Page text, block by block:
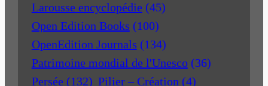
Larousse encyclopédie (45)
Open Edition Books (100)
OpenEdition Journals (134)
Patrimoine mondial de l'Unesco (36)
Persée (132) Pilier – Création (4)